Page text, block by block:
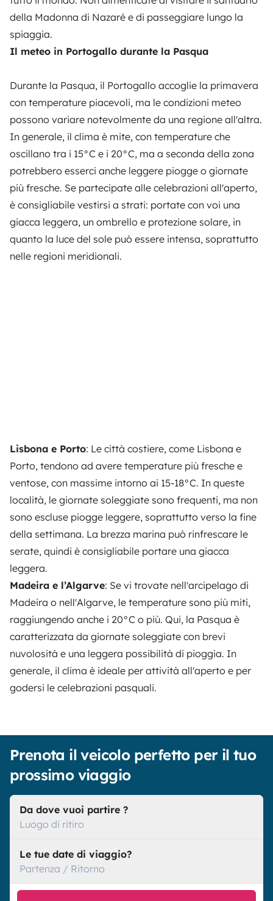
della Madonna di Nazaré e di passeggiare lungo la
spiaggia.
Il meteo in Portogallo durante la Pasqua
Durante la Pasqua, il Portogallo accoglie la primavera
con temperature piacevoli, ma le condizioni meteo
possono variare notevolmente da una regione all'altra.
In generale, il clima è mite, con temperature che
oscillano tra i 15°C e i 20°C, ma a seconda della zona
potrebbero esserci anche leggere piogge o giornate
più fresche. Se partecipate alle celebrazioni all'aperto,
è consigliabile vestirsi a strati: portate con voi una
giacca leggera, un ombrello e protezione solare, in
quanto la luce del sole può essere intensa, soprattutto
nelle regioni meridionali.
Lisbona e Porto: Le città costiere, come Lisbona e
Porto, tendono ad avere temperature più fresche e
ventose, con massime intorno ai 15-18°C. In queste
località, le giornate soleggiate sono frequenti, ma non
sono escluse piogge leggere, soprattutto verso la fine
della settimana. La brezza marina può rinfrescare le
serate, quindi è consigliabile portare una giacca
leggera.
Madeira e l’Algarve: Se vi trovate nell'arcipelago di
Madeira o nell'Algarve, le temperature sono più miti,
raggiungendo anche i 20°C o più. Qui, la Pasqua è
caratterizzata da giornate soleggiate con brevi
nuvolosità e una leggera possibilità di pioggia. In
generale, il clima è ideale per attività all'aperto e per
godersi le celebrazioni pasquali.
Prenota il veicolo perfetto per il tuo
prossimo viaggio
Da dove vuoi partire ?
Luogo di ritiro
Le tue date di viaggio?
Partenza / Ritorno